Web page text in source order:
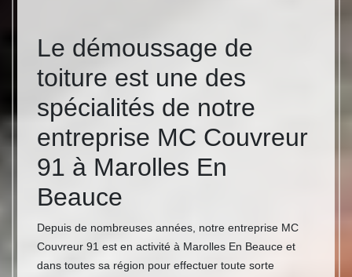
Le démoussage de
toiture est une des
spécialités de notre
entreprise MC Couvreur
91 à Marolles En
Beauce
Depuis de nombreuses années, notre entreprise MC
Couvreur 91 est en activité à Marolles En Beauce et
dans toutes sa région pour effectuer toute sorte